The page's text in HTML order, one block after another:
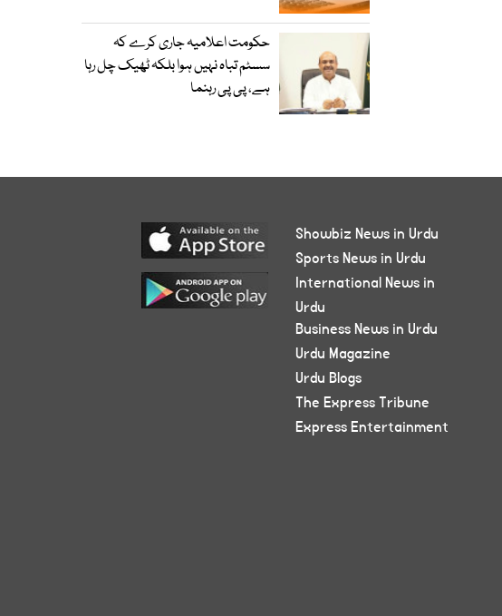
حکومت اعلامیہ جاری کرے کہ
سسٹم تباہ نہیں ہوا بلکہ ٹھیک چل رہا
ہے، پی پی رہنما
Showbiz News in Urdu
Sports News in Urdu
International News in
Urdu
Business News in Urdu
Urdu Magazine
Urdu Blogs
The Express Tribune
Express Entertainment